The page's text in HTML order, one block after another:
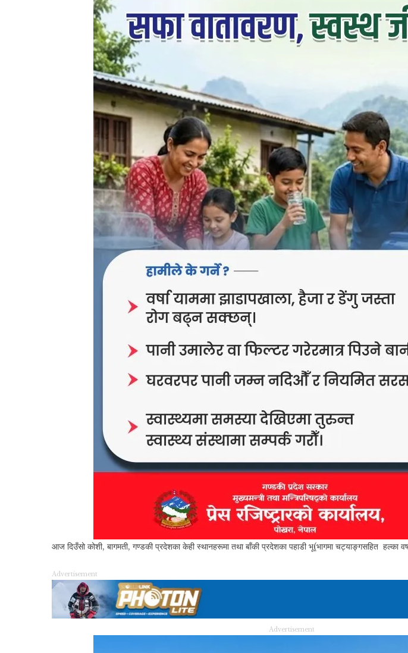
आज दिउँसो कोशी, बागमती, गण्डकी प्रदेशका केही स्थानहरूमा तथा बाँकी प्रदेशका पहाडी भू(भागमा चट्याङ्गसहित हल्का
Advertisement
Advertisement